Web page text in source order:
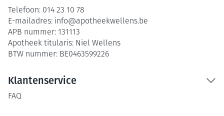
Telefoon: 014 23 10 78
E-mailadres: info@apotheekwellens.be
APB nummer: 131113
Apotheek titularis: Niel Wellens
BTW nummer: BE0463599226
Klantenservice
FAQ